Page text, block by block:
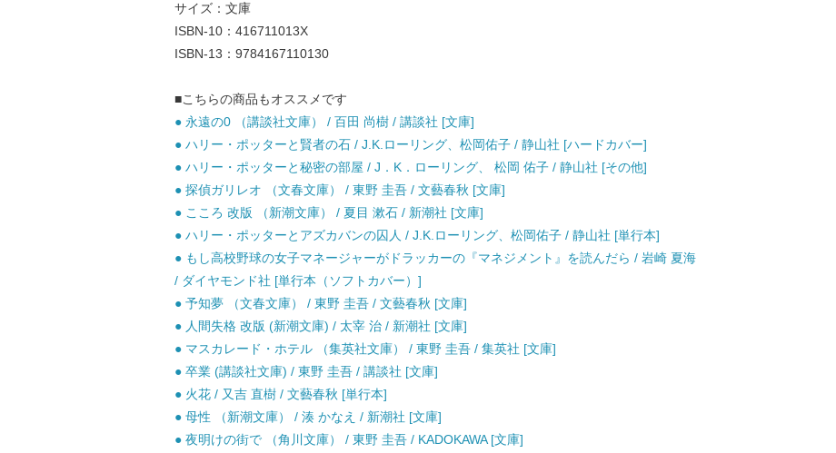
サイズ：文庫
ISBN-10：416711013X
ISBN-13：9784167110130
■こちらの商品もオススメです
● 永遠の0 （講談社文庫） / 百田 尚樹 / 講談社 [文庫]
● ハリー・ポッターと賢者の石 / J.K.ローリング、松岡佑子 / 静山社 [ハードカバー]
● ハリー・ポッターと秘密の部屋 / J．K．ローリング、 松岡 佑子 / 静山社 [その他]
● 探偵ガリレオ （文春文庫） / 東野 圭吾 / 文藝春秋 [文庫]
● こころ 改版 （新潮文庫） / 夏目 漱石 / 新潮社 [文庫]
● ハリー・ポッターとアズカバンの囚人 / J.K.ローリング、松岡佑子 / 静山社 [単行本]
● もし高校野球の女子マネージャーがドラッカーの『マネジメント』を読んだら / 岩崎 夏海
/ ダイヤモンド社 [単行本（ソフトカバー）]
● 予知夢 （文春文庫） / 東野 圭吾 / 文藝春秋 [文庫]
● 人間失格 改版 (新潮文庫) / 太宰 治 / 新潮社 [文庫]
● マスカレード・ホテル （集英社文庫） / 東野 圭吾 / 集英社 [文庫]
● 卒業 (講談社文庫) / 東野 圭吾 / 講談社 [文庫]
● 火花 / 又吉 直樹 / 文藝春秋 [単行本]
● 母性 （新潮文庫） / 湊 かなえ / 新潮社 [文庫]
● 夜明けの街で （角川文庫） / 東野 圭吾 / KADOKAWA [文庫]